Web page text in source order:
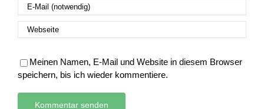
Meinen Namen, E-Mail und Website in diesem Browser
speichern, bis ich wieder kommentiere.